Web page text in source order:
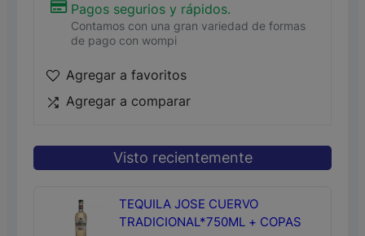
Pagos segurios y rápidos.
Contamos con una gran variedad de formas
de pago con wompi
Agregar a favoritos
Agregar a comparar
Visto recientemente
TEQUILA JOSE CUERVO
TRADICIONAL*750ML + COPAS